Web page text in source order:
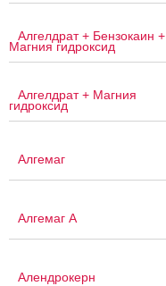
Алгелдрат + Бензокаин +
Магния гидроксид
Алгелдрат + Магния
гидроксид
Алгемаг
Алгемаг А
Алендрокерн